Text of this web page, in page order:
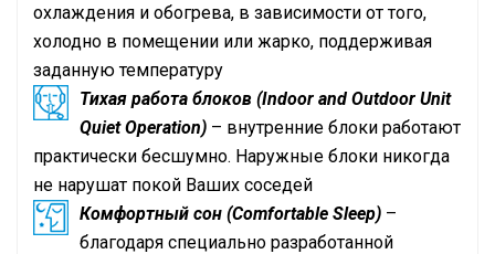
охлаждения и обогрева, в зависимости от того,
холодно в помещении или жарко, поддерживая
заданную температуру
Тихая работа блоков (Indoor and Outdoor Unit
Quiet Operation) – внутренние блоки работают
практически бесшумно. Наружные блоки никогда
не нарушат покой Ваших соседей
Комфортный сон (Comfortable Sleep) –
благодаря специально разработанной